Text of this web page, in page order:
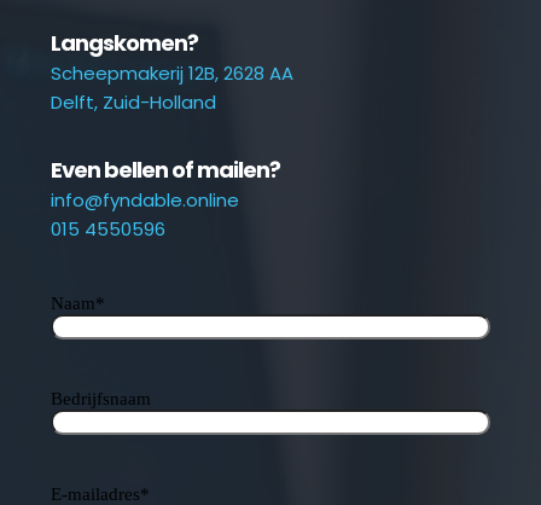
Langskomen?
Scheepmakerij 12B, 2628 AA
Delft, Zuid-Holland
Even bellen of mailen?
info@fyndable.online
015 4550596
Naam*
Bedrijfsnaam
E-mailadres*